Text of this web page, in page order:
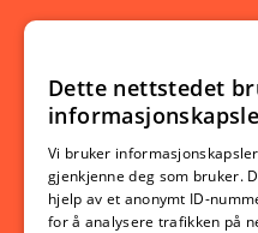
Ny student
Utveksling
Opptak
Lov- og
Dette nettstedet
Vi bruker
gjenkjenne deg som bruker.
hjelp av et anonymt ID-
for å analysere trafikken på